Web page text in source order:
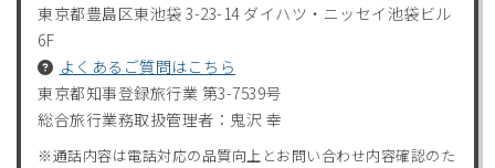
東京都豊島区東池袋 3-23-14 ダイハツ・ニッセイ池袋ビル
6F
よくあるご質問はこちら
東京都知事登録旅行業 第3-7539号
総合旅行業務取扱管理者：鬼沢 幸
通話内容は電話対応の品質向上とお問い合わせ内容確認のた